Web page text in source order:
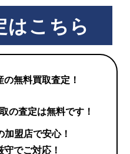
はこちら
の無料買取査定！
の査定は無料です！
盟店で安心！
でご対応！